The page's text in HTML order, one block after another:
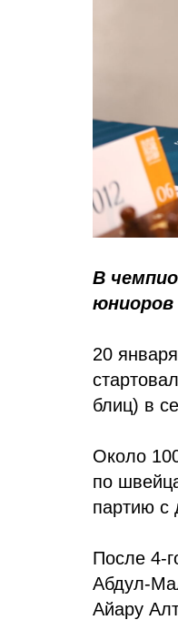
В
юниоров
20
блиц) в
Около
по
партию с
После 4-
Абдул-
Айару